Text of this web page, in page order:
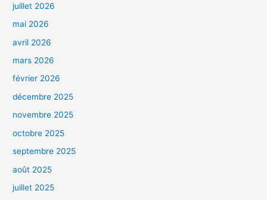
juillet 2026
mai 2026
avril 2026
mars 2026
février 2026
décembre 2025
novembre 2025
octobre 2025
septembre 2025
août 2025
juillet 2025